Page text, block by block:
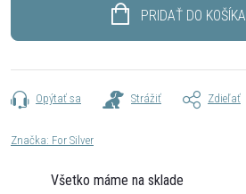
PRIDAŤ DO KOŠÍKA
Opýtať sa Strážiť Zdieľať
Značka: For Silver
Všetko máme na sklade